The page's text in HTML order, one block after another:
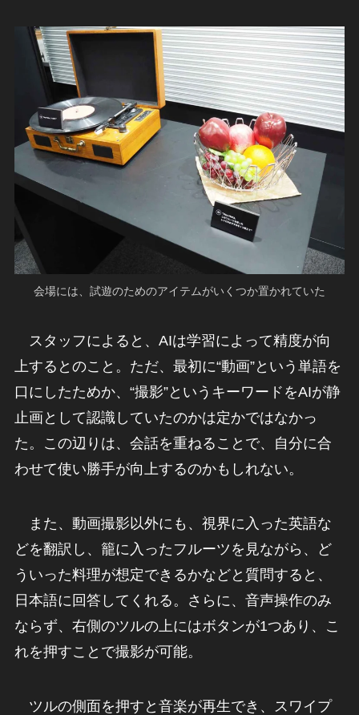
会場には、試遊のためのアイテムがいくつか置かれていた
スタッフによると、AIは学習によって精度が向
上するとのこと。ただ、最初に“動画”という単語を
口にしたためか、“撮影”というキーワードをAIが静
止画として認識していたのかは定かではなかっ
た。この辺りは、会話を重ねることで、自分に合
わせて使い勝手が向上するのかもしれない。
また、動画撮影以外にも、視界に入った英語な
どを翻訳し、籠に入ったフルーツを見ながら、ど
ういった料理が想定できるかなどと質問すると、
日本語に回答してくれる。さらに、音声操作のみ
ならず、右側のツルの上にはボタンが1つあり、こ
れを押すことで撮影が可能。
ツルの側面を押すと音楽が再生でき、スワイプ